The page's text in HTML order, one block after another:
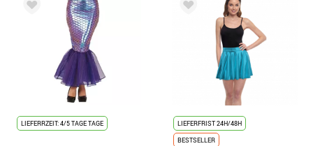
LIEFERRZEIT: 4/5 TAGE TAGE
LIEFERFRIST 24H/48H
BESTSELLER